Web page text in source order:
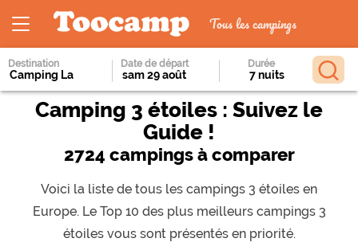
Tous les campings
Destination Date de départ Durée
Camping 3 étoiles : Suivez le
Guide !
2724 campings à comparer
Voici la liste de tous les campings 3 étoiles en
Europe. Le Top 10 des plus meilleurs campings 3
étoiles vous sont présentés en priorité.